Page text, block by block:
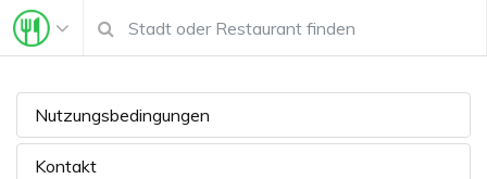
Nutzungsbedingungen
Kontakt